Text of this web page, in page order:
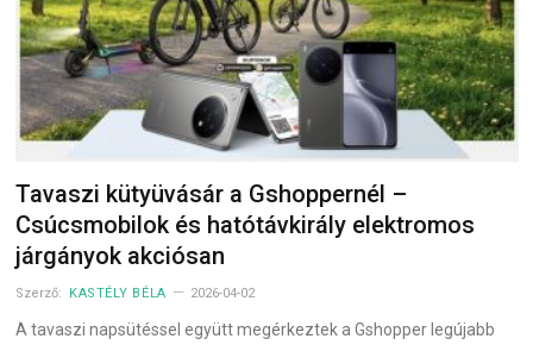
Tavaszi kütyüvásár a Gshoppernél –
Csúcsmobilok és hatótávkirály elektromos
járgányok akciósan
Szerző: KASTÉLY BÉLA 2026-04-02
A tavaszi napsütéssel együtt megérkeztek a Gshopper legújabb